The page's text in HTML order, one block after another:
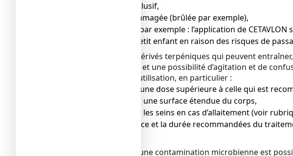
● sous pansement occlusif,
● sur une peau endommagée (brûlée par exemple),
● sur une muqueuse (par exemple : l’application de
● sur une peau d’un petit enfant en raison des risques de
CETAVLON contient des dérivés terpéniques qui peuvent
convulsions chez l'enfant et une possibilité d’agitation et de
Respectez les conseils d'utilisation, en particulier :
● ne jamais appliquer une dose supérieure à celle qui est
● ne pas appliquer sur une surface étendue du corps,
● ne pas appliquer sur les seins en cas d’allaitement (voir
● respecter la fréquence et la durée recommandées du
Dès l'ouverture du tube, une contamination microbienne est